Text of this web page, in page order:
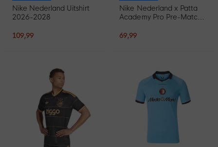
Nike Nederland Uitshirt
2026-2028
109,99
Nike Nederland x Patta
Academy Pro Pre-Match
69,99